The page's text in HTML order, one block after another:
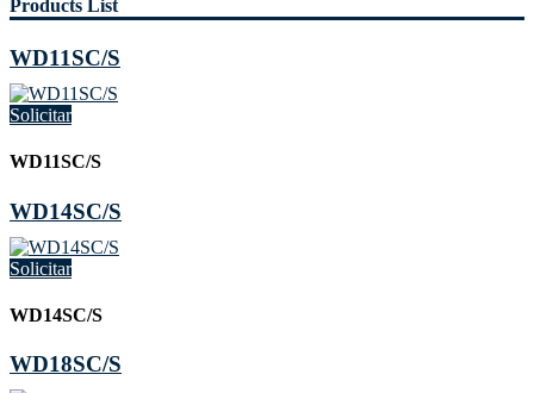
Products List
WD11SC/S
Solicitar
WD11SC/S
WD14SC/S
Solicitar
WD14SC/S
WD18SC/S